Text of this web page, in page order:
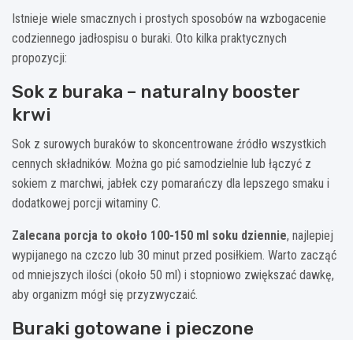
Istnieje wiele smacznych i prostych sposobów na wzbogacenie
codziennego jadłospisu o buraki. Oto kilka praktycznych
propozycji:
Sok z buraka – naturalny booster
krwi
Sok z surowych buraków to skoncentrowane źródło wszystkich
cennych składników. Można go pić samodzielnie lub łączyć z
sokiem z marchwi, jabłek czy pomarańczy dla lepszego smaku i
dodatkowej porcji witaminy C.
Zalecana porcja to około 100-150 ml soku dziennie, najlepiej
wypijanego na czczo lub 30 minut przed posiłkiem. Warto zacząć
od mniejszych ilości (około 50 ml) i stopniowo zwiększać dawkę,
aby organizm mógł się przyzwyczaić.
Buraki gotowane i pieczone